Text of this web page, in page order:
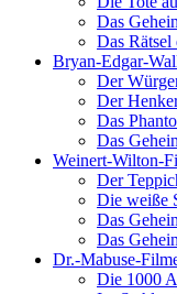
Das
Das Rätsel
Bryan-Edgar-
Der
Der
Das
Das
Weinert-Wilton-
Der
Die weiße
Das
Das
Dr.-Mabuse-
Die 1000